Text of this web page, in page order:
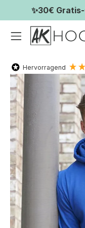
✨30€
Hervorragend